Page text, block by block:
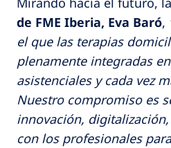
de FME Iberia, Eva Baró,
el que las terapias
plenamente integradas
asistenciales y cada vez
Nuestro compromiso es
innovación,
con los profesionales